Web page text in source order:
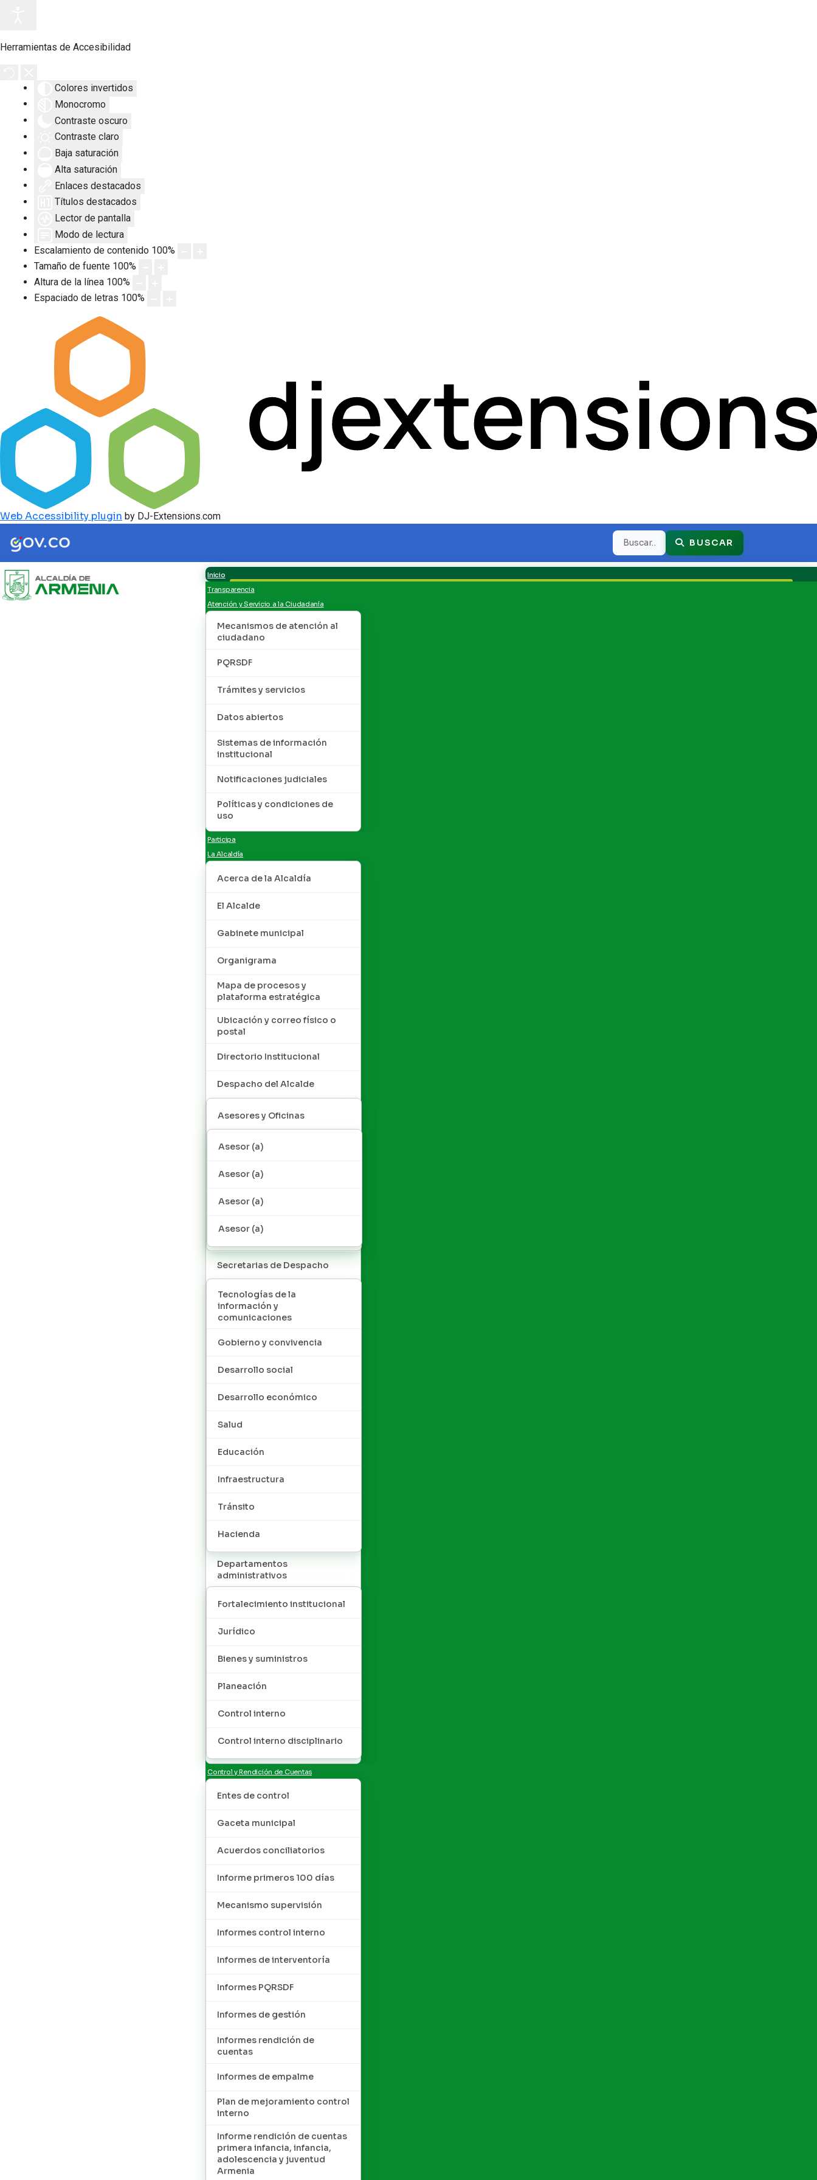
Herramientas de Accesibilidad
Colores invertidos
Monocromo
Contraste oscuro
Contraste claro
Baja saturación
Alta saturación
Enlaces destacados
Títulos destacados
Lector de pantalla
Modo de lectura
Escalamiento de contenido 100%
Tamaño de fuente 100%
Altura de la línea 100%
Espaciado de letras 100%
Web Accessibility plugin by DJ-Extensions.com
Buscar BUSCAR
Inicio
Transparencia
Atención y Servicio a la Ciudadanía
Mecanismos de atención al
ciudadano
PQRSDF
Trámites y servicios
Datos abiertos
Sistemas de información
institucional
Notificaciones judiciales
Políticas y condiciones de
uso
Participa
La Alcaldía
Acerca de la Alcaldía
El Alcalde
Gabinete municipal
Organigrama
Mapa de procesos y
plataforma estratégica
Ubicación y correo físico o
postal
Directorio Institucional
Despacho del Alcalde
Asesores y Oficinas
Asesor (a)
Asesor (a)
Asesor (a)
Asesor (a)
Secretarias de Despacho
Tecnologías de la
información y
comunicaciones
Gobierno y convivencia
Desarrollo social
Desarrollo económico
Salud
Educación
Infraestructura
Tránsito
Hacienda
Departamentos
administrativos
Fortalecimiento institucional
Jurídico
Bienes y suministros
Planeación
Control interno
Control interno disciplinario
Control y Rendición de Cuentas
Entes de control
Gaceta municipal
Acuerdos conciliatorios
Informe primeros 100 días
Mecanismo supervisión
Informes control interno
Informes de interventoría
Informes PQRSDF
Informes de gestión
Informes rendición de
cuentas
Informes de empalme
Plan de mejoramiento control
interno
Informe rendición de cuentas
primera infancia, infancia,
adolescencia y juventud
Armenia